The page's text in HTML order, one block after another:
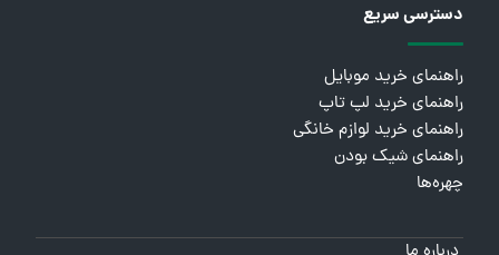
دسترسی سریع
راهنمای خرید موبایل
راهنمای خرید لپ تاپ
راهنمای خرید لوازم خانگی
راهنمای شیک بودن
چهره‌ها